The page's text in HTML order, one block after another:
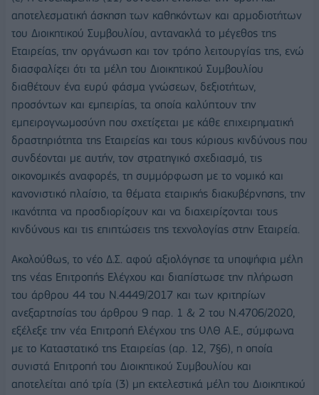
αποτελεσματική άσκηση των καθηκόντων και αρμοδιοτήτων
του Διοικητικού Συμβουλίου, αντανακλά το μέγεθος της
Εταιρείας, την οργάνωση και τον τρόπο λειτουργίας της, ενώ
διασφαλίζει ότι τα μέλη του Διοικητικού Συμβουλίου
διαθέτουν ένα ευρύ φάσμα γνώσεων, δεξιοτήτων,
προσόντων και εμπειρίας, τα οποία καλύπτουν την
εμπειρογνωμοσύνη που σχετίζεται με κάθε επιχειρηματική
δραστηριότητα της Εταιρείας και τους κύριους κινδύνους που
συνδέονται με αυτήν, τον στρατηγικό σχεδιασμό, τις
οικονομικές αναφορές, τη συμμόρφωση με το νομικό και
κανονιστικό πλαίσιο, τα θέματα εταιρικής διακυβέρνησης, την
ικανότητα να προσδιορίζουν και να διαχειρίζονται τους
κινδύνους και τις επιπτώσεις της τεχνολογίας στην Εταιρεία.
Ακολούθως, το νέο Δ.Σ. αφού αξιολόγησε τα υποψήφια μέλη
της νέας Επιτροπής Ελέγχου και διαπίστωσε την πλήρωση
του άρθρου 44 του Ν.4449/2017 και των κριτηρίων
ανεξαρτησίας του άρθρου 9 παρ. 1 & 2 του Ν.4706/2020,
εξέλεξε την νέα Επιτροπή Ελέγχου της ΟΛΘ Α.Ε., σύμφωνα
με το Καταστατικό της Εταιρείας (αρ. 12, 7§6), η οποία
συνιστά Επιτροπή του Διοικητικού Συμβουλίου και
αποτελείται από τρία (3) μη εκτελεστικά μέλη του Διοικητικού